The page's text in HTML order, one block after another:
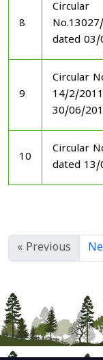
8
Circular
dated 03/
9
Circular
14/2/
30/06/
10
Circular
dated 13/
« Previous